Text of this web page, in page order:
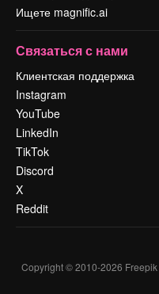
Ищете magnific.ai
Связаться с нами
Клиентская поддержка
Instagram
YouTube
LinkedIn
TikTok
Discord
X
Reddit
Copyright © 2010-2026